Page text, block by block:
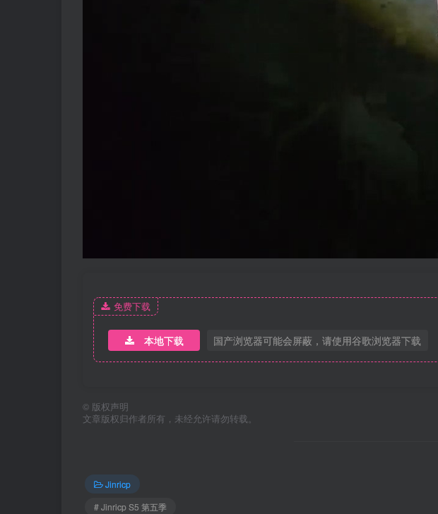
免费下载
本地下载 国产浏览器可能会屏蔽，请使用谷歌浏览器下载
© 版权声明
文章版权归作者所有，未经允许请勿转载。
Jinricp
# Jinricp S5 第五季